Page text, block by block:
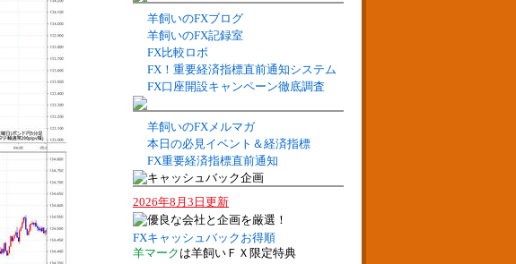
羊飼いのFXブログ
羊飼いのFX記録室
FX比較ロボ
FX！重要経済指標直前通知システム
FX口座開設キャンペーン徹底調査
羊飼いのFXメルマガ
本日の必見イベント＆経済指標
FX重要経済指標直前通知
2026年8月3日更新
FXキャッシュバックお得順
羊マーク は羊飼いＦＸ限定特典